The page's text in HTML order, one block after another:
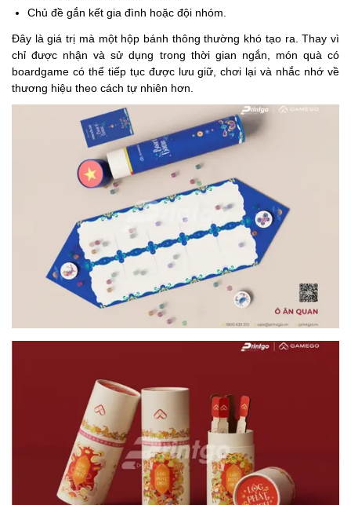
Chủ đề gắn kết gia đình hoặc đội nhóm.
Đây là giá trị mà một hộp bánh thông thường khó tạo ra. Thay vì
chỉ được nhận và sử dụng trong thời gian ngắn, món quà có
boardgame có thể tiếp tục được lưu giữ, chơi lại và nhắc nhớ về
thương hiệu theo cách tự nhiên hơn.